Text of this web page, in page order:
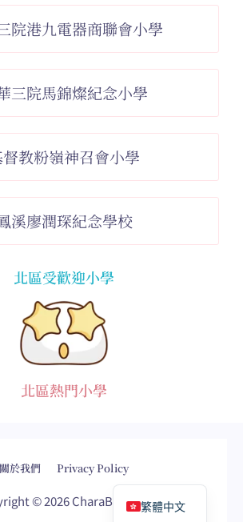
院港九電器商聯會小學
三院馬錦燦紀念小學
教粉嶺神召會小學
溪廖潤琛紀念學校
北區受歡迎小學
北區熱門小學
關於我們 Privacy Policy
© 2026 CharaBox.com繁體中文